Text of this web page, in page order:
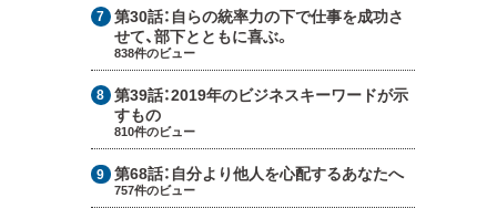
第30話： 自らの統率力の下で仕事を成功さ
せて、部下とともに喜ぶ。
838件のビュー
第39話：2019年のビジネスキーワードが示
すもの
810件のビュー
第68話： 自分より他人を心配するあなたへ
757件のビュー